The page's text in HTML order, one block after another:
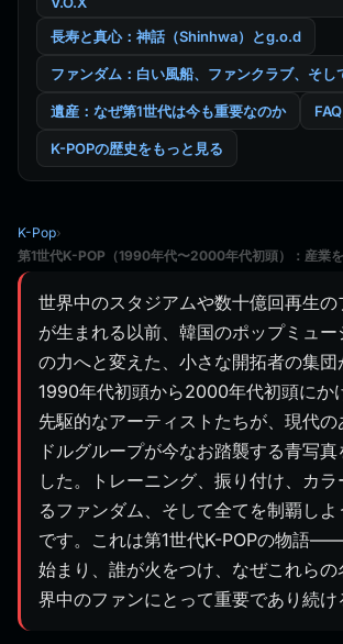
長寿と真心：神話（Shinhwa）とg.o.d
ファンダム：白い風船、ファンクラブ、そし
遺産：なぜ第1世代は今も重要なのか FAQ
K-POPの歴史をもっと見る
K-Pop›
第1世代K-POP（1990年代〜2000年代初頭）：産業
世界中のスタジアムや数十億回再生の
が生まれる以前、韓国のポップミュ
の力へと変えた、小さな開拓者の集団
1990年代初頭から2000年代初頭にか
先駆的なアーティストたちが、現代の
ドルグループが今なお踏襲する青写真
した。トレーニング、振り付け、カ
るファンダム、そして全てを制覇し
です。これは第1世代K-POPの物語
始まり、誰が火をつけ、なぜこれら
界中のファンにとって重要であり続け